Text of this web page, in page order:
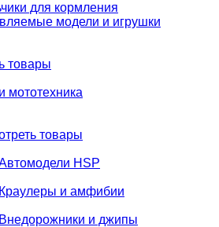
для кормления
модели и игрушки
товары
мототехника
товары
HSP
Краулеры и амфибии
Внедорожники и джипы